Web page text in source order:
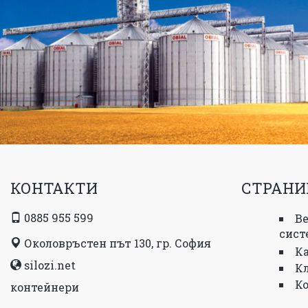
КОНТАКТИ
0885 955 599
Околовръстен път 130, гр. София
silozi.net
контейнери